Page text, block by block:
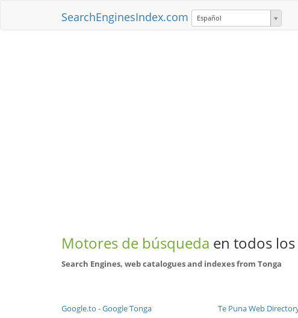
SearchEnginesIndex.com Español
Motores de búsqueda en todos
Search Engines, web catalogues and indexes from Tonga
Google.to - Google Tonga
Te Puna Web